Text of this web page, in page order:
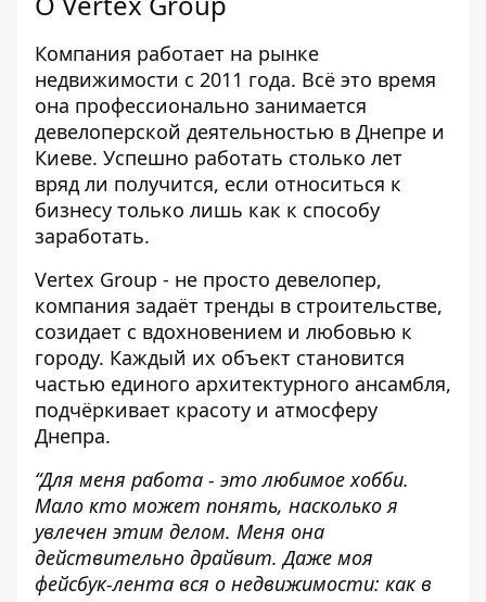
Компания работает на рынке
недвижимости с 2011 года. Всё это время
она профессионально занимается
девелоперской деятельностью в Днепре и
Киеве. Успешно работать столько лет
вряд ли получится, если относиться к
бизнесу только лишь как к способу
заработать.
Vertex Group - не просто девелопер,
компания задаёт тренды в строительстве,
созидает с вдохновением и любовью к
городу. Каждый их объект становится
частью единого архитектурного ансамбля,
подчёркивает красоту и атмосферу
Днепра.
“Для меня работа - это любимое хобби.
Мало кто может понять, насколько я
увлечен этим делом. Меня она
действительно драйвит. Даже моя
фейсбук-лента вся о недвижимости: как в